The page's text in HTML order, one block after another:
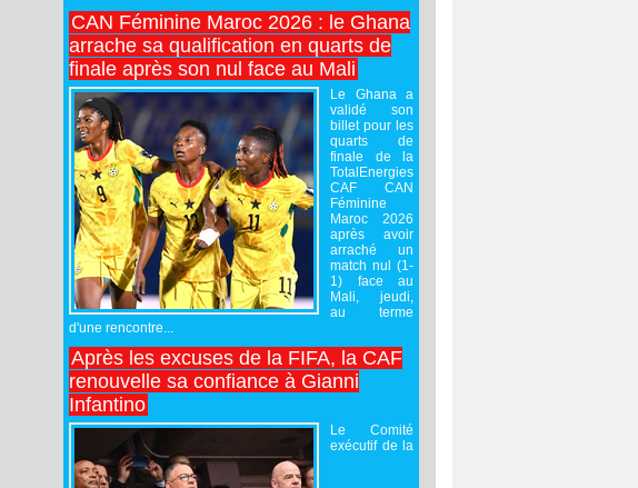
CAN Féminine Maroc 2026 : le Ghana
arrache sa qualification en quarts de
finale après son nul face au Mali
Le Ghana a
validé son
billet pour les
quarts de
finale de la
TotalEnergies
CAF CAN
Féminine
Maroc 2026
après avoir
arraché un
match nul (1-
1) face au
Mali, jeudi,
au terme
d'une rencontre...
Après les excuses de la FIFA, la CAF
renouvelle sa confiance à Gianni
Infantino
Le Comité
exécutif de la